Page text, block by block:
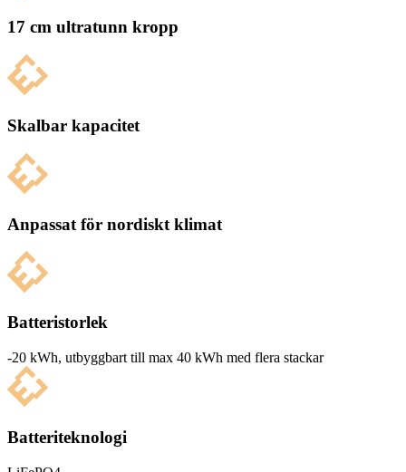
17 cm ultratunn kropp
Skalbar kapacitet
Anpassat för nordiskt klimat
Batteristorlek
-20 kWh, utbyg­g­bart till max 40 kWh med flera stackar
Batteriteknologi